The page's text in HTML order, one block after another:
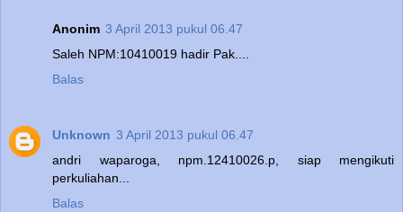
Anonim 3 April 2013 pukul 06.47
Saleh NPM:10410019 hadir Pak....
Balas
Unknown 3 April 2013 pukul 06.47
andri waparoga, npm.12410026.p, siap mengikuti
perkuliahan...
Balas